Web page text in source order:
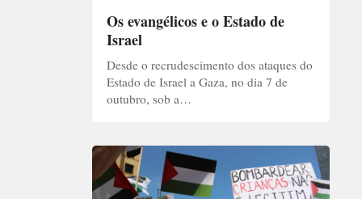
Os evangélicos e o Estado de
Israel
Desde o recrudescimento dos ataques do
Estado de Israel a Gaza, no dia 7 de
outubro, sob a…